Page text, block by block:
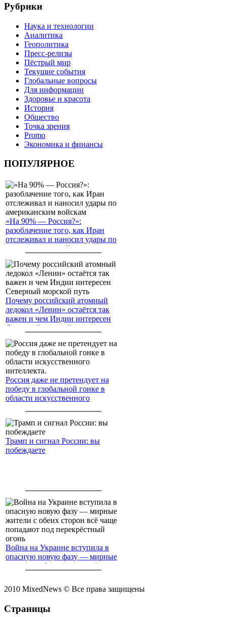
Рубрики
Наука и технологии
Аналитика
Геополитика
Пресс-релизы
Пёстрый мир
Текущие события
Глобальные вопросы
Для информации
Здоровье и красота
История
Общество
Точка зрения
Promo
Экономика и финансы
ПОПУЛЯРНОЕ
«На 90% — Россия?»:
разоблачение того, как Иран
отслеживал и наносил удары по
американским войскам
Почему российский атомный
ледокол «Ленин» остаётся так
важен и чем Индии интересен
Северный морской путь
Россия даже не претендует на
победу в глобальной гонке в
области искусственного
Трамп и сигнал России: вы
побеждаете
Война на Украине вступила в
опасную новую фазу — мирные
жители с обеих сторон всё чаще
2010 MixedNews © Все права защищены
Страницы